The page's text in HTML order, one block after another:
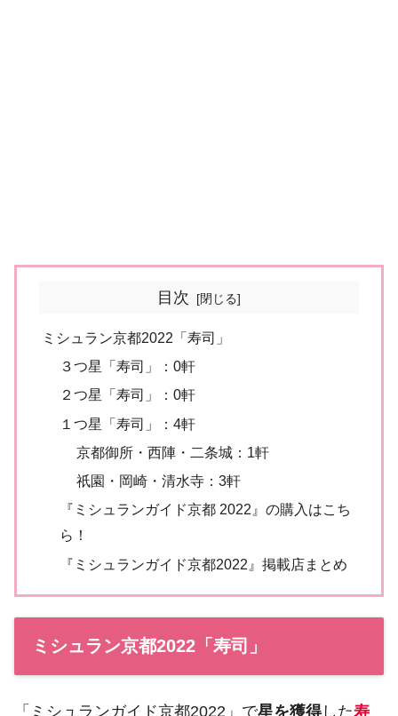
目次
ミシュラン京都2022「寿司」
３つ星「寿司」：0軒
２つ星「寿司」：0軒
１つ星「寿司」：4軒
京都御所・西陣・二条城：1軒
祇園・岡崎・清水寺：3軒
『ミシュランガイド京都 2022』の購入はこち
ら！
『ミシュランガイド京都2022』掲載店まとめ
ミシュラン京都2022「寿司」
「ミシュランガイド京都2022」で星を獲得した寿